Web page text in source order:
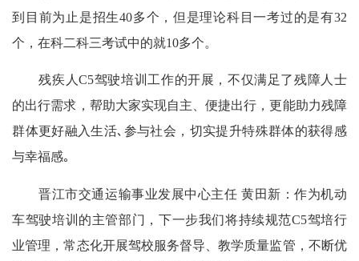
到目前为止是招生40多个，但是理论科目一考过的是有32
个，在科二科三考试中的就10多个。
残疾人C5驾驶培训工作的开展，不仅满足了残障人士
的出行需求，帮助大家实现自主、便捷出行，更能助力残障
群体更好融入生活､参与社会，切实提升特殊群体的获得感
与幸福感｡
晋江市交通运输事业发展中心主任 黄田新：作为机动
车驾驶培训的主管部门，下一步我们将持续规范C5驾培行
业管理，常态化开展驾校服务督导、教学质量监管，不断优